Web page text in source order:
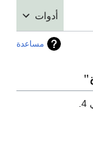
أدوات
مساعدة